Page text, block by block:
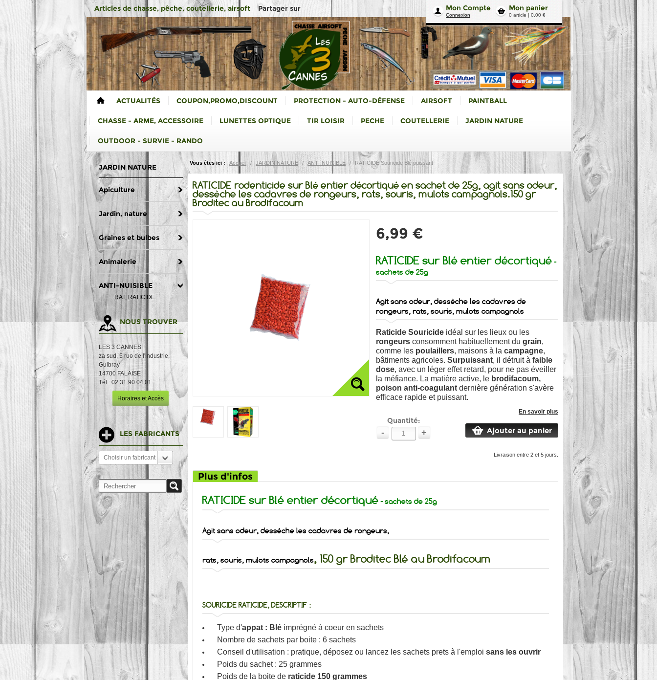
Mon panier
0 article | 0,00 €
Mon Compte
Connexion
Articles de chasse, pêche, coutellerie, airsoft Partager sur
ACTUALITÉS COUPON,PROMO,DISCOUNT PROTECTION - AUTO-DÉFENSE AIRSOFT PAINTBALL
CHASSE - ARME, ACCESSOIRE LUNETTES OPTIQUE TIR LOISIR PECHE COUTELLERIE JARDIN NATURE
OUTDOOR - SURVIE - RANDO
JARDIN NATURE
Apiculture
Jardin, nature
Graines et bulbes
Animalerie
ANTI-NUISIBLE
RAT, RATICIDE
NOUS TROUVER
LES 3 CANNES
za sud, 5 rue de l'industrie,
Guibray
14700 FALAISE
Tél : 02 31 90 04 01
Horaires et Accès
LES FABRICANTS
Choisir un fabricant
Vous êtes ici : Accueil / JARDIN NATURE / ANTI-NUISIBLE / RATICIDE Souricide Blé puissant
RATICIDE rodenticide sur Blé entier décortiqué en sachet de 25g, agit sans odeur,
dessèche les cadavres de rongeurs, rats, souris, mulots campagnols.150 gr
Broditec au Brodifacoum
6,99 €
RATICIDE sur Blé entier décortiqué -
sachets de 25g
Agit sans odeur, dessèche les cadavres de
rongeurs, rats, souris, mulots campagnols
Raticide Souricide idéal sur les lieux ou les
rongeurs consomment habituellement du grain,
comme les poulaillers, maisons à la campagne,
bâtiments agricoles. Surpuissant, il détruit à faible
dose, avec un léger effet retard, pour ne pas éveiller
la méfiance. La matière active, le brodifacoum,
poison anti-coagulant dernière génération s'avère
efficace rapide et puissant.
En savoir plus
Quantité:
- + Ajouter au panier
Livraison entre 2 et 5 jours.
Plus d'infos
RATICIDE sur Blé entier décortiqué- sachets de 25g
Agit sans odeur, dessèche les cadavres de rongeurs,
rats, souris, mulots campagnols, 150 gr Broditec Blé au Brodifacoum
SOURICIDE RATICIDE, DESCRIPTIF :
Type d'appat : Bléimprégné à coeur en sachets
Nombre de sachets par boite : 6 sachets
Conseil d'utilisation : pratique, déposez ou lancez les sachets prets à l'emploi sans les ouvrir
Poids du sachet : 25 grammes
Poids de la boite de raticide 150 grammes